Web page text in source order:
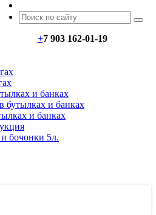
+7 903 162-01-19
и банках
бутылках и банках
и банках
бочонки 5л.